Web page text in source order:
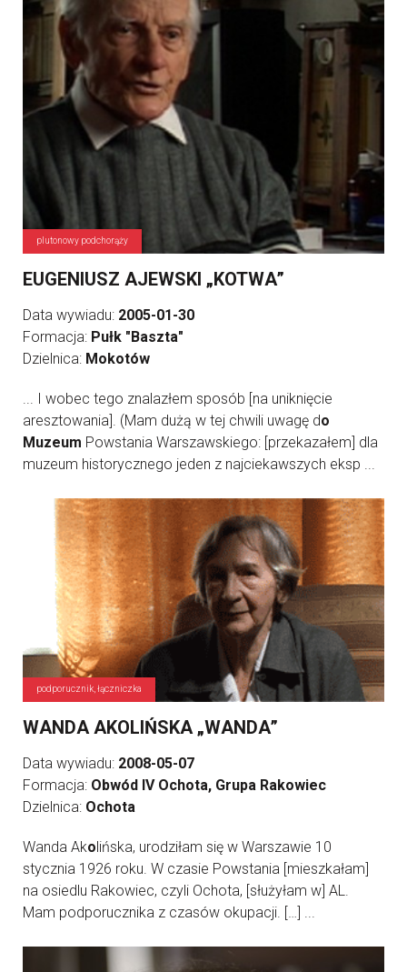
plutonowy podchorąży
EUGENIUSZ AJEWSKI „KOTWA”
Data wywiadu: 2005-01-30
Formacja: Pułk "Baszta"
Dzielnica: Mokotów
... I wobec tego znalazłem sposób [na uniknięcie
aresztowania]. (Mam dużą w tej chwili uwagę do
Muzeum Powstania Warszawskiego: [przekazałem] dla
muzeum historycznego jeden z najciekawszych eksp ...
podporucznik, łączniczka
WANDA AKOLIŃSKA „WANDA”
Data wywiadu: 2008-05-07
Formacja: Obwód IV Ochota, Grupa Rakowiec
Dzielnica: Ochota
Wanda Ako lińska, urodziłam się w Warszawie 10
stycznia 1926 roku. W czasie Powstania [mieszkałam]
na osiedlu Rakowiec, czyli Ochota, [służyłam w] AL.
Mam podporucznika z czasów okupacji. […] ...